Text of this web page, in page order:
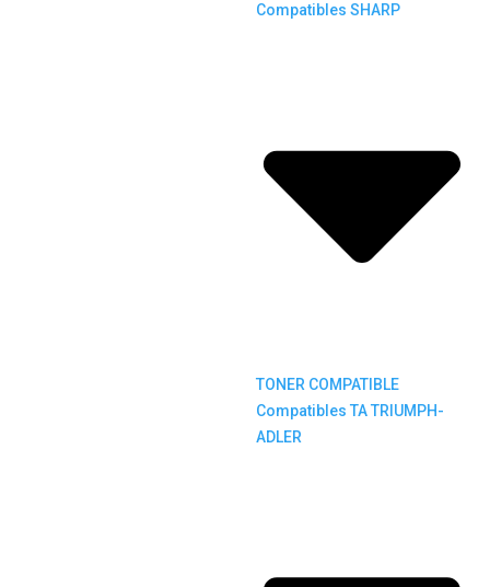
Compatibles SHARP
TONER COMPATIBLE
Compatibles TA TRIUMPH-
ADLER